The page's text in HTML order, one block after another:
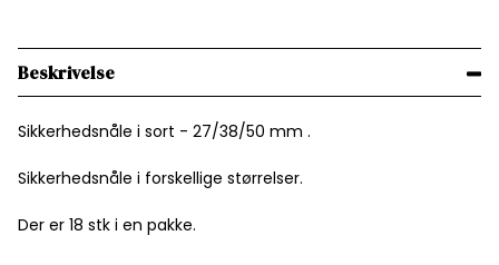
Beskrivelse
Sikkerhedsnåle i sort - 27/38/50 mm .
Sikkerhedsnåle i forskellige størrelser.
Der er 18 stk i en pakke.